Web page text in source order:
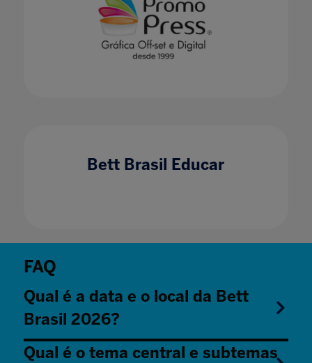
Bett Brasil Educar
FAQ
Qual é a data e o local da Bett
Brasil 2026?
Qual é o tema central e subtemas